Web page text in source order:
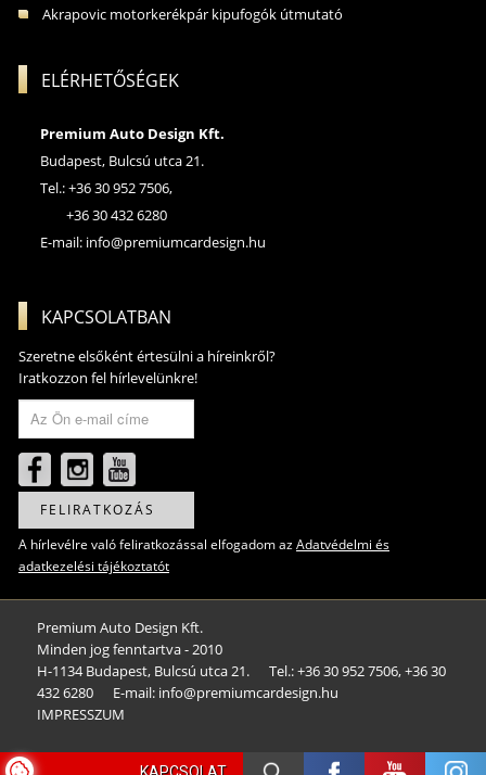
Akrapovic motorkerékpár kipufogók útmutató
ELÉRHETŐSÉGEK
Premium Auto Design Kft.
Budapest, Bulcsú utca 21.
Tel.: +36 30 952 7506,
+36 30 432 6280
E-mail: info@premiumcardesign.hu
KAPCSOLATBAN
Szeretne elsőként értesülni a híreinkről?
Iratkozzon fel hírlevelünkre!
FELIRATKOZÁS
A hírlevélre való feliratkozással elfogadom azAdatvédelmi és
adatkezelési tájékoztatót
Premium Auto Design Kft.
Minden jog fenntartva - 2010
H-1134 Budapest, Bulcsú utca 21.
Tel.: +36 30 952 7506, +36 30
432 6280
E-mail: info@premiumcardesign.hu​
IMPRESSZUM